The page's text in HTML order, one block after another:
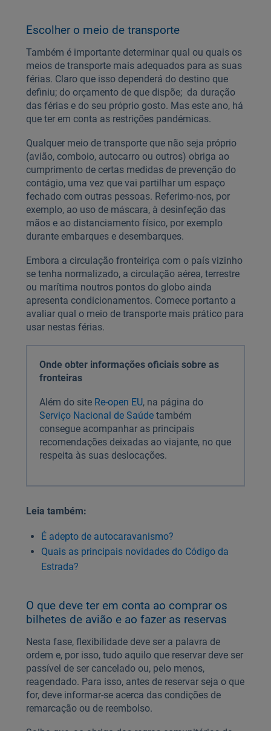
Escolher o meio de transporte
Também é importante determinar qual ou quais os
meios de transporte mais adequados para as suas
férias. Claro que isso dependerá do destino que
definiu; do orçamento de que dispõe; da duração
das férias e do seu próprio gosto. Mas este ano, há
que ter em conta as restrições pandémicas.
Qualquer meio de transporte que não seja próprio
(avião, comboio, autocarro ou outros) obriga ao
cumprimento de certas medidas de prevenção do
contágio, uma vez que vai partilhar um espaço
fechado com outras pessoas. Referimo-nos, por
exemplo, ao uso de máscara, à desinfeção das
mãos e ao distanciamento físico, por exemplo
durante embarques e desembarques.
Embora a circulação fronteiriça com o país vizinho
se tenha normalizado, a circulação aérea, terrestre
ou marítima noutros pontos do globo ainda
apresenta condicionamentos. Comece portanto a
avaliar qual o meio de transporte mais prático para
usar nestas férias.
Onde obter informações oficiais sobre as
fronteiras
Além do site Re-open EU, na página do
Serviço Nacional de Saúdetambém
consegue acompanhar as principais
recomendações deixadas ao viajante, no que
respeita às suas deslocações.
Leia também:
É adepto de autocaravanismo?
Quais as principais novidades do Código da
Estrada?
O que deve ter em conta ao comprar os
bilhetes de avião e ao fazer as reservas
Nesta fase, flexibilidade deve ser a palavra de
ordem e, por isso, tudo aquilo que reservar deve ser
passível de ser cancelado ou, pelo menos,
reagendado. Para isso, antes de reservar seja o que
for, deve informar-se acerca das condições de
remarcação ou de reembolso.